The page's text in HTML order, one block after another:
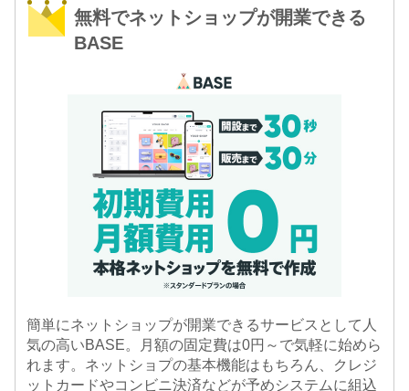
無料でネットショップが開業できる
BASE
簡単にネットショップが開業できるサービスとして人
気の高いBASE。月額の固定費は0円～で気軽に始めら
れます。ネットショプの基本機能はもちろん、クレジ
ットカードやコンビニ決済などが予めシステムに組込